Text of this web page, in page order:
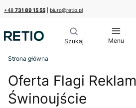
+48 731 89 15 55 biuro@retio.pl
Menu
Strona główna
Oferta Flagi
Świnoujście